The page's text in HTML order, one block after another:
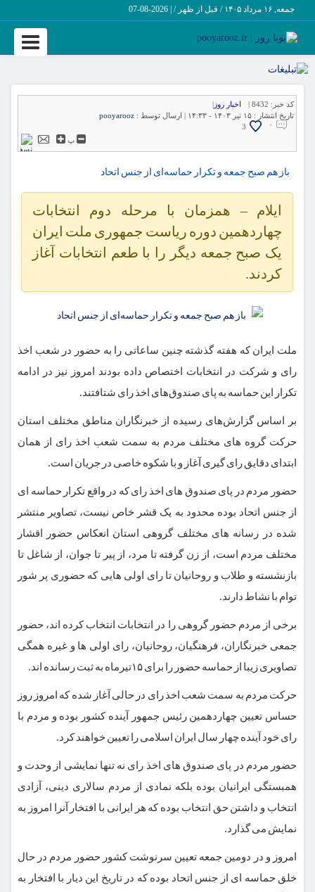
جمعه, ۱۶ مرداد ۱۴۰۵ / قبل از ظهر / 2026-08-07
Toggle
کد خبر: 8432 | اخبار روز |
تاریخ انتشار : ۱۵ تیر ۱۴۰۳ - ۱۴:۳۳ | ارسال توسط : pooyarooz
۰
3
پ
باز هم صبح جمعه و تکرار حماسه‌ای از جنس اتحاد
ایلام – همزمان با مرحله دوم انتخابات
چهاردهمین دوره ریاست جمهوری ملت ایران
یک صبح جمعه دیگر را با طعم انتخابات آغاز
کردند.
ملت ایران که هفته گذشته چنین ساعاتی را به حضور در شعب اخذ
رای و شرکت در انتخابات اختصاص داده بودند امروز نیز در ادامه
تکرار این حماسه به پای صندوق‌های اخذ رای شتافتند.
بر اساس گزارش‌های رسیده از خبرنگاران مناطق مختلف استان
حرکت گروه های مختلف مردم به سمت شعب اخذ رای از همان
ابتدای دقایق رای گیری آغاز و با شکوه خاصی در جریان است.
حضور مردم در پای صندوق های اخذ رای که در واقع تکرار حماسه ای
از جنس اتحاد بوده محدود به یک قشر خاص نیست، تصاویر منتشر
شده در رسانه های مختلف گروهی استان انعکاس حضور اقشار
مختلف مردم است، از زن گرفته تا مرد، از پیر تا جوان، از شاغل تا
بازنشسته و طلاب و روحانیان تا رای اولی هایی که حضوری پر شور
توام با نشاط دارند.
برخی از مردم حضور گروهی را در انتخابات انتخاب کرده اند، حضور
جمعی خبرنگاران، فرهنگیان، روحانیان، رای اولی ها و غیره همگی
تصاویری زیبا از حماسه حضور را برای ۱۵تیرماه به ثبت رسانده اند.
حرکت مردم به سمت شعب اخذ رای در حالی آغاز شده که امروز روز
حساس تعیین چهاردهمین رئیس جمهور آینده کشور بوده و مردم با
رای خود آینده چهار سال ایران اسلامی را تعیین خواهند کرد.
حضور مردم در پای صندوق های اخذ رای نه تنها نمایشی از وحدت و
همبستگی ایرانیان بوده بلکه نمادی از مردم سالاری دینی، آزادی
انتخاب و داشتن حق انتخاب بوده که هر ایرانی با افتخار آنرا امروز به
نمایش می گذارد.
امروز و در دومین جمعه تعیین سرنوشت کشور حضور مردم در حال
خلق حماسه ای از جنس اتحاد بوده که در تاریخ این دیار با افتخار به